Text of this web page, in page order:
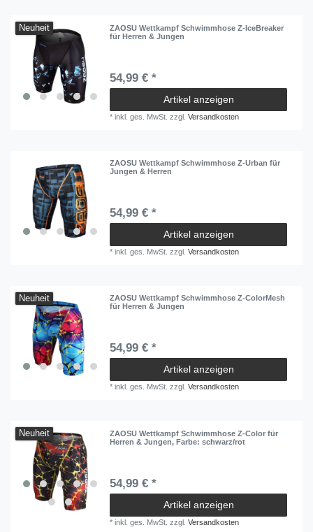
Neuheit
ZAOSU Wettkampf Schwimmhose Z-IceBreaker
für Herren & Jungen
54,99 € *
Artikel anzeigen
*inkl. ges. MwSt. zzgl.Versandkosten
ZAOSU Wettkampf Schwimmhose Z-Urban für
Jungen & Herren
54,99 € *
Artikel anzeigen
*inkl. ges. MwSt. zzgl.Versandkosten
Neuheit
ZAOSU Wettkampf Schwimmhose Z-ColorMesh
für Herren & Jungen
54,99 € *
Artikel anzeigen
*inkl. ges. MwSt. zzgl.Versandkosten
Neuheit
ZAOSU Wettkampf Schwimmhose Z-Color für
Herren & Jungen, Farbe: schwarz/rot
54,99 € *
Artikel anzeigen
*inkl. ges. MwSt. zzgl.Versandkosten